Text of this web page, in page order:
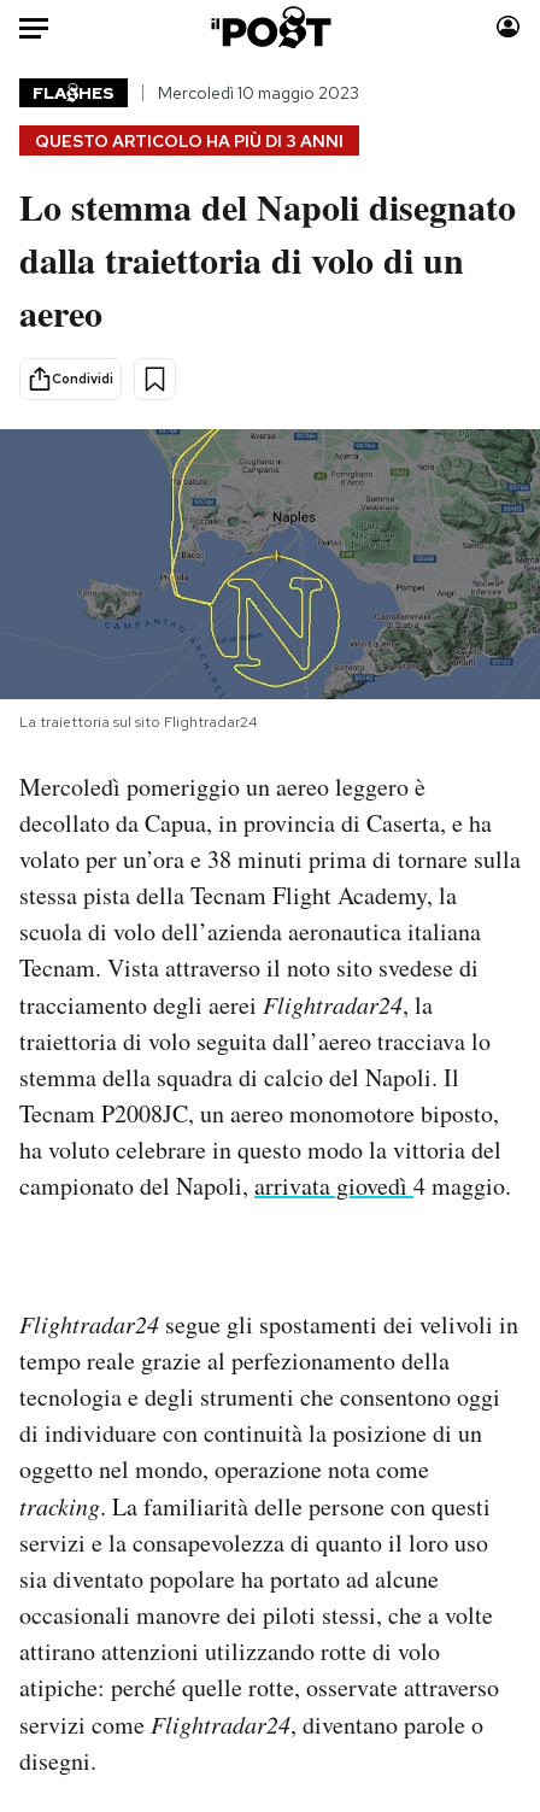
Auto
HOME
Italia
Politica
Tecnologia
Scienza
Economia
Moda
Consumismi
Altrecose
Mondiali calcio 2026
PODCAST
SHOP
CALENDARIO
AREA PERSONALE
Area Personale
Newsletter
Hai bisogno di aiuto?
Esci
QUESTO ARTICOLO HA PIÙ DI 3 ANNI
FLA HES Mercoledì 10 maggio 2023
Lo stemma del Napoli disegnato
dalla traiettoria di volo di un
aereo
Condividi
La traiettoria sul sito Flightradar24
Mercoledì pomeriggio un aereo leggero è
decollato da Capua, in provincia di Caserta, e ha
volato per un’ora e 38 minuti prima di tornare sulla
stessa pista della Tecnam Flight Academy, la
scuola di volo dell’azienda aeronautica italiana
Tecnam. Vista attraverso il noto sito svedese di
tracciamento degli aerei Flightradar24, la
traiettoria di volo seguita dall’aereo tracciava lo
stemma della squadra di calcio del Napoli. Il
Tecnam P2008JC, un aereo monomotore biposto,
ha voluto celebrare in questo modo la vittoria del
campionato del Napoli, arrivata giovedì 4 maggio.
Flightradar24 segue gli spostamenti dei velivoli in
tempo reale grazie al perfezionamento della
tecnologia e degli strumenti che consentono oggi
di individuare con continuità la posizione di un
oggetto nel mondo, operazione nota come
tracking. La familiarità delle persone con questi
servizi e la consapevolezza di quanto il loro uso
sia diventato popolare ha portato ad alcune
occasionali manovre dei piloti stessi, che a volte
attirano attenzioni utilizzando rotte di volo
atipiche: perché quelle rotte, osservate attraverso
servizi comeFlightradar24, diventano parole o
disegni.